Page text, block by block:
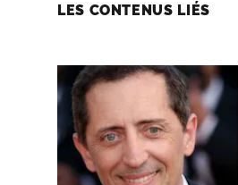
LES CONTENUS LIÉS